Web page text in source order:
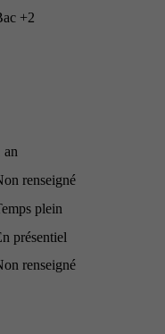
+2
an
renseigné
plein
présentiel
renseigné